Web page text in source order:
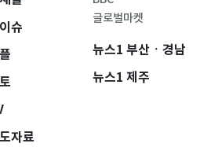
슈
자료
글로벌마켓
뉴스1 부산ㆍ경남
뉴스1 제주